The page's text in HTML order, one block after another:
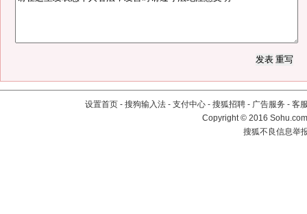
设置首页 - 搜狗输入法 - 支付中心 - 搜狐招聘 - 广告服务 - 客
Copyright©2016
搜狐不良信息举